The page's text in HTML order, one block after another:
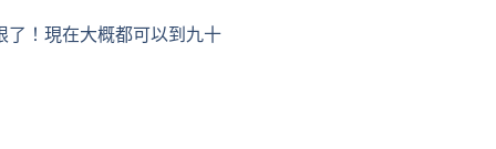
！現在大概都可以到九十